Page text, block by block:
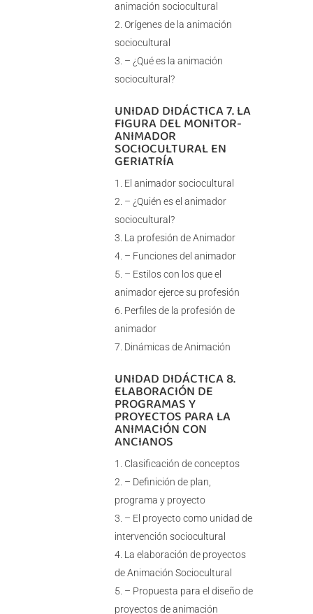
animación sociocultural
Orígenes de la animación
sociocultural
– ¿Qué es la animación
sociocultural?
UNIDAD DIDÁCTICA 7. LA
FIGURA DEL MONITOR-
ANIMADOR
SOCIOCULTURAL EN
GERIATRÍA
El animador sociocultural
– ¿Quién es el animador
sociocultural?
La profesión de Animador
– Funciones del animador
– Estilos con los que el
animador ejerce su profesión
Perfiles de la profesión de
animador
Dinámicas de Animación
UNIDAD DIDÁCTICA 8.
ELABORACIÓN DE
PROGRAMAS Y
PROYECTOS PARA LA
ANIMACIÓN CON
ANCIANOS
Clasificación de conceptos
– Definición de plan,
programa y proyecto
– El proyecto como unidad de
intervención sociocultural
La elaboración de proyectos
de Animación Sociocultural
– Propuesta para el diseño de
proyectos de animación